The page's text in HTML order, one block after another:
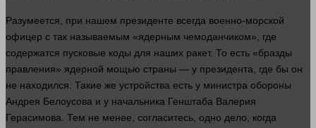
Разумеется, при нашем президенте всегда военно-морской
офицер с так называемым «ядерным чемоданчиком», где
содержатся пусковые коды для наших ракет. То есть «бразды
правления» ядерной мощью страны — у президента, где бы он
не находился. Такие же устройства есть у министра обороны
Андрея Белоусова и у начальника Генштаба Валерия
Герасимова. Тем не менее, согласитесь, одно дело, когда